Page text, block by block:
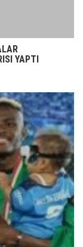
YAPTI